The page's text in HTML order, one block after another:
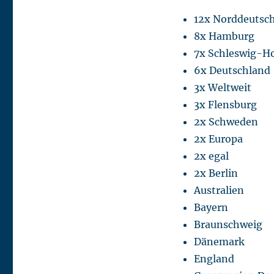
12x
8x Hamburg
7x Schleswig-
6x Deutschland
3x Weltweit
3x Flensburg
2x Schweden
2x Europa
2x egal
2x Berlin
Australien
Bayern
Braunschweig
Dänemark
England